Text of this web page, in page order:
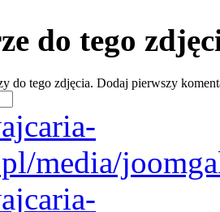
do tego
do tego zdjęcia. Dodaj pierwszy